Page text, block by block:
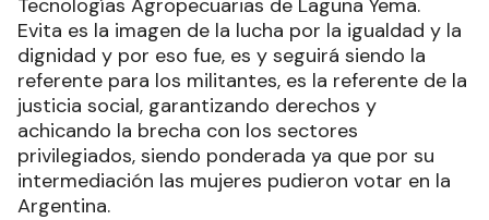
Evita es la imagen de la lucha por la igualdad y la
dignidad y por eso fue, es y seguirá siendo la
referente para los militantes, es la referente de la
justicia social, garantizando derechos y
achicando la brecha con los sectores
privilegiados, siendo ponderada ya que por su
intermediación las mujeres pudieron votar en la
Argentina.